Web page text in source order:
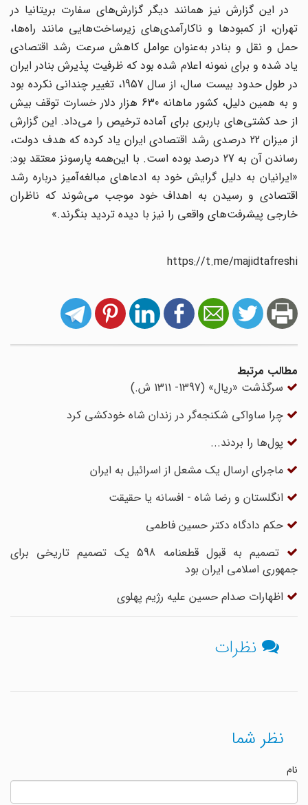
در این گزارش نیز همانند دیگر گزارش‌های سفارت بریتانیا در
تهران، از کمبودها و ناکارآمدی‌های زیرساخت‌هایی مانند راه‌ها،
حمل و نقل و بنادر به‌عنوان عوامل کاهش سرعت رشد اقتصادی
یاد شده و برای نمونه اعلام شده بود که ظرفیت پذیرش بنادر ایران
در طول حدود بیست سال، از سال 1957، تغییر چندانی نکرده بود
و به همین دلیل، کشور ماهانه 630 هزار دلار خسارت توقف بیش
از حد کشتی‌های باربری برای آماده ترخیص را می‌داد. این گزارش
از میزان 22 درصدی رشد اقتصادی ایران یاد کرده که هدف دولت،
رساندن آن به 27 درصد بوده است. با این‌همه پارسونز معتقد بود:
«ایرانیان به دلیل گرایش خود به ادعاهای مبالغه‌آمیز درباره رشد
اقتصادی و رسیدن به اهداف خود موجب می‌شوند که ناظران
خارجی پیشرفت‌های واقعی را نیز با دیده تردید بنگرند.»
https://t.me/majidtafreshi
مطالب مرتبط
سرگذشت «ریال» (1397- 1311 ش.)
چرا ساواکی شکنجه‌گر در زندان شاه خودکشی کرد
پول‌ها را بردند...
ماجرای ارسال یک مشعل از اسرائیل به ایران
انگلستان و رضا شاه - افسانه یا حقیقت
حکم دادگاه دکتر حسین فاطمی
تصمیم به قبول قطعنامه 598 یک تصمیم تاریخی برای
جمهوری اسلامی ایران بود
اظهارات صدام حسین علیه رژیم پهلوی
نظرات
نظر شما